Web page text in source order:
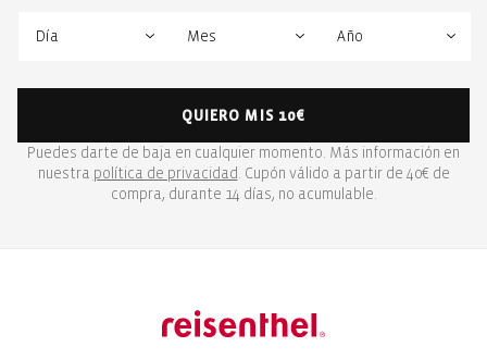
QUIERO MIS 10€
Puedes darte de baja en cualquier momento. Más información en
nuestra política de privacidad . Cupón válido a partir de 40€ de
compra, durante 14 días, no acumulable.